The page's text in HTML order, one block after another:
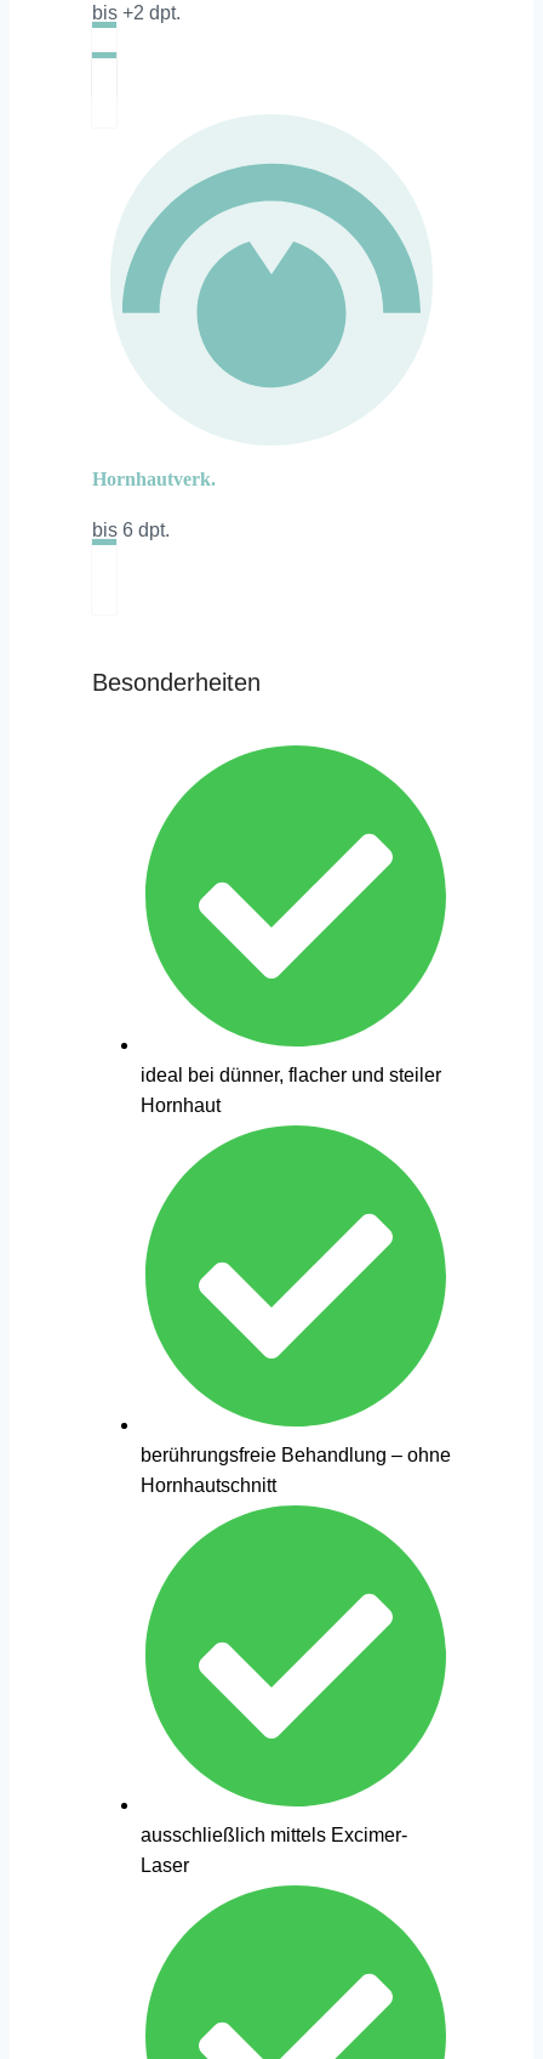
bis +2 dpt.
Hornhautverk.
bis 6 dpt.
Besonderheiten
ideal bei dünner, flacher und steiler
Hornhaut
berührungsfreie Behandlung – ohne
Hornhautschnitt
ausschließlich mittels Excimer-
Laser